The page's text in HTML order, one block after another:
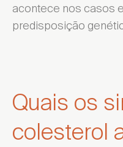
acontece nos casos
predisposição
Quais os
colesterol